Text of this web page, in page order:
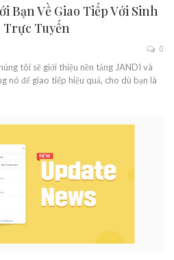
Bạn Về Giao Tiếp Với Sinh
Trực Tuyến
0
tôi sẽ giới thiệu nền tảng JANDI và
nó để giao tiếp hiệu quả, cho dù bạn là